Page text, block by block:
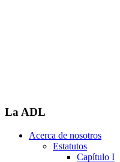
La ADL
Acerca de nosotros
Estatutos
Capítulo I